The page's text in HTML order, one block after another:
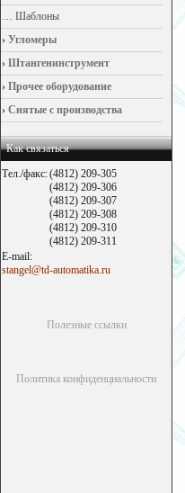
… Шаблоны
› Угломеры
› Штангенинструмент
› Прочее оборудование
› Снятые с производства
Как связаться
Тел./факс:(4812) 209-305
(4812) 209-306
(4812) 209-307
(4812) 209-308
(4812) 209-310
(4812) 209-311
E-mail:
stangel@td-automatika.ru
Полезные ссылки
Политика конфиденциальности